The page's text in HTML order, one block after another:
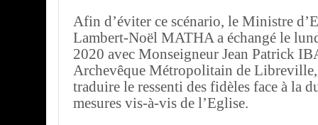
Afin d’éviter ce scénario, le Ministre
Lambert-Noël MATHA a échangé le
2020 avec Monseigneur Jean Patrick
Archevêque Métropolitain de
traduire le ressenti des fidèles face à la
mesures vis-à-vis de l’Eglise.